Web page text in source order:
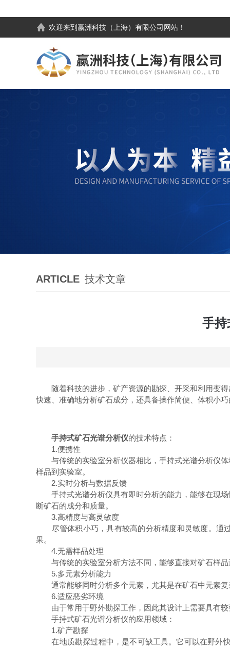
欢迎来到 赢洲科技（上海）有限公司 网站！
ARTICLE 技术文章
手持
随着科技的进步，矿产资源的勘探、开采和利用变得
快速、准确地分析矿石成分，还具备操作简便、体积小
手持式矿石光谱分析仪的技术特点：
1.便携性
与传统的实验室分析仪器相比，手持式光谱分析仪体
样品到实验室。
2.实时分析与数据反馈
手持式光谱分析仪具有即时分析的能力，能够在现场
断矿石的成分和质量。
3.高精度与高灵敏度
尽管体积小巧，具有较高的分析精度和灵敏度。通过
果。
4.无需样品处理
与传统的实验室分析方法不同，能够直接对矿石样品
5.多元素分析能力
通常能够同时分析多个元素，尤其是在矿石中元素复
6.适应恶劣环境
由于常用于野外勘探工作，因此其设计上需要具有较
手持式矿石光谱分析仪的应用领域：
1.矿产勘探
在地质勘探过程中，是不可缺工具。它可以在野外快